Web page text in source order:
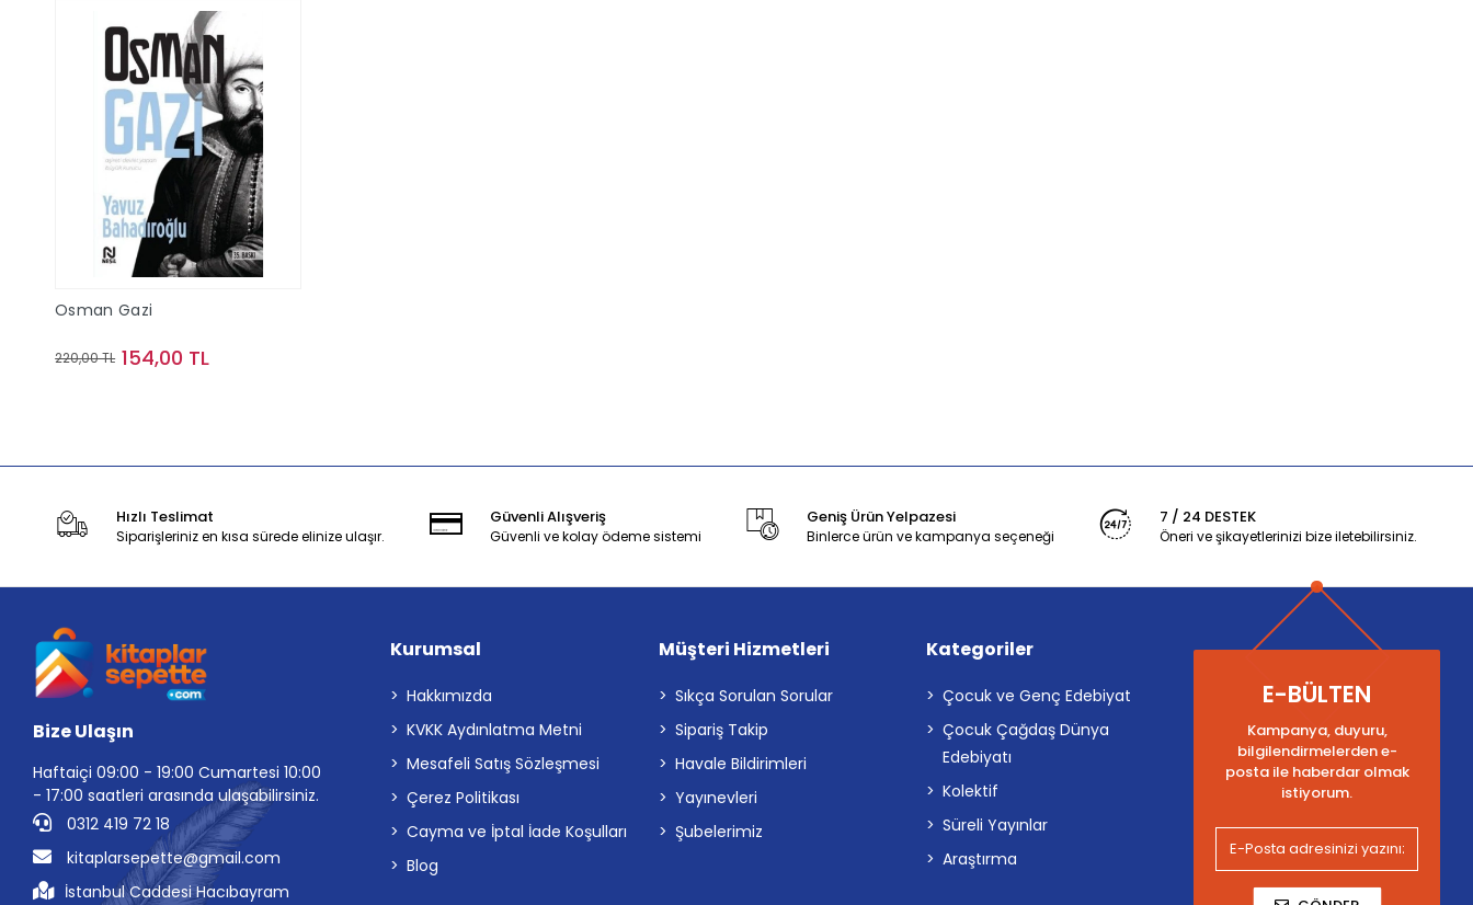
Osman Gazi
220,00 TL 154,00 TL
Hızlı Teslimat
Siparişleriniz en kısa sürede elinize ulaşır.
Güvenli Alışveriş
Güvenli ve kolay ödeme sistemi
Geniş Ürün Yelpazesi
Binlerce ürün ve kampanya seçeneği
7 / 24 DESTEK
Öneri ve şikayetlerinizi bize iletebilirsiniz.
Bize Ulaşın
Haftaiçi 09:00 - 19:00 Cumartesi 10:00
- 17:00 saatleri arasında ulaşabilirsiniz.
0312 419 72 18
kitaplarsepette@gmail.com
İstanbul Caddesi Hacıbayram
Kurumsal
Hakkımızda
KVKK Aydınlatma Metni
Mesafeli Satış Sözleşmesi
Çerez Politikası
Cayma ve İptal İade Koşulları
Blog
Müşteri Hizmetleri
Sıkça Sorulan Sorular
Sipariş Takip
Havale Bildirimleri
Yayınevleri
Şubelerimiz
Kategoriler
Çocuk ve Genç Edebiyat
Çocuk Çağdaş Dünya
Edebiyatı
Kolektif
Süreli Yayınlar
Araştırma
E-BÜLTEN
Kampanya, duyuru,
bilgilendirmelerden e-
posta ile haberdar olmak
istiyorum.